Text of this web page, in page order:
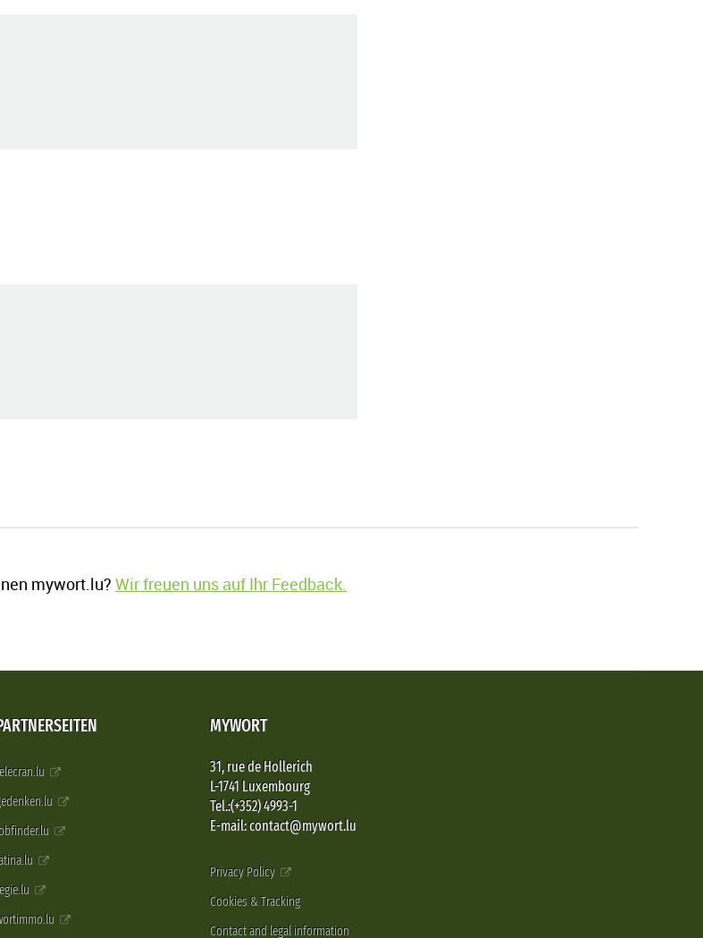
mywort.lu?Wir freuen uns auf Ihr Feedback.
MYWORT
31, rue de Hollerich
L-1741 Luxembourg
Tel.:(+352) 4993-1
E-mail: contact@mywort.lu
Privacy Policy
Cookies & Tracking
Contact and legal information